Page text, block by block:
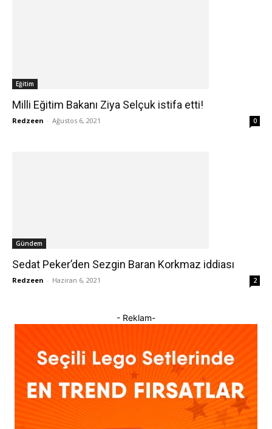
Eğitim
Milli Eğitim Bakanı Ziya Selçuk istifa etti!
Redzeen - Ağustos 6, 2021 0
Gündem
Sedat Peker’den Sezgin Baran Korkmaz iddiası
Redzeen - Haziran 6, 2021 2
- Reklam-